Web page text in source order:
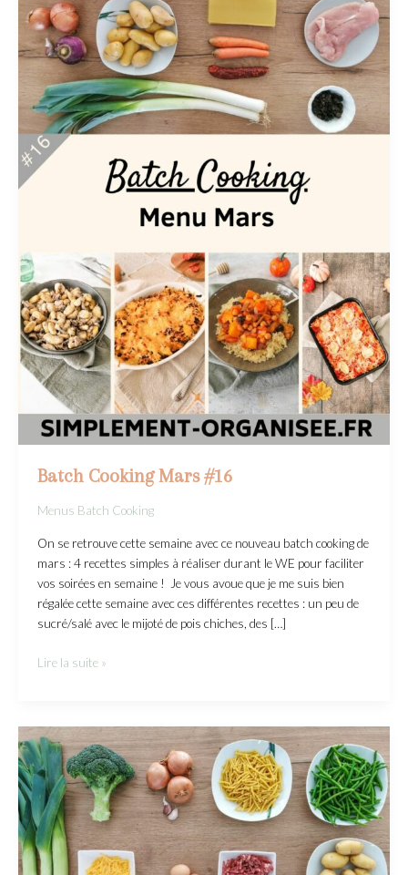
Batch Cooking Mars #16
Menus Batch Cooking
On se retrouve cette semaine avec ce nouveau batch cooking de
mars : 4 recettes simples à réaliser durant le WE pour faciliter
vos soirées en semaine ! Je vous avoue que je me suis bien
régalée cette semaine avec ces différentes recettes : un peu de
sucré/salé avec le mijoté de pois chiches, des […]
Lire la suite »
Batch
Cooking
Février
#15